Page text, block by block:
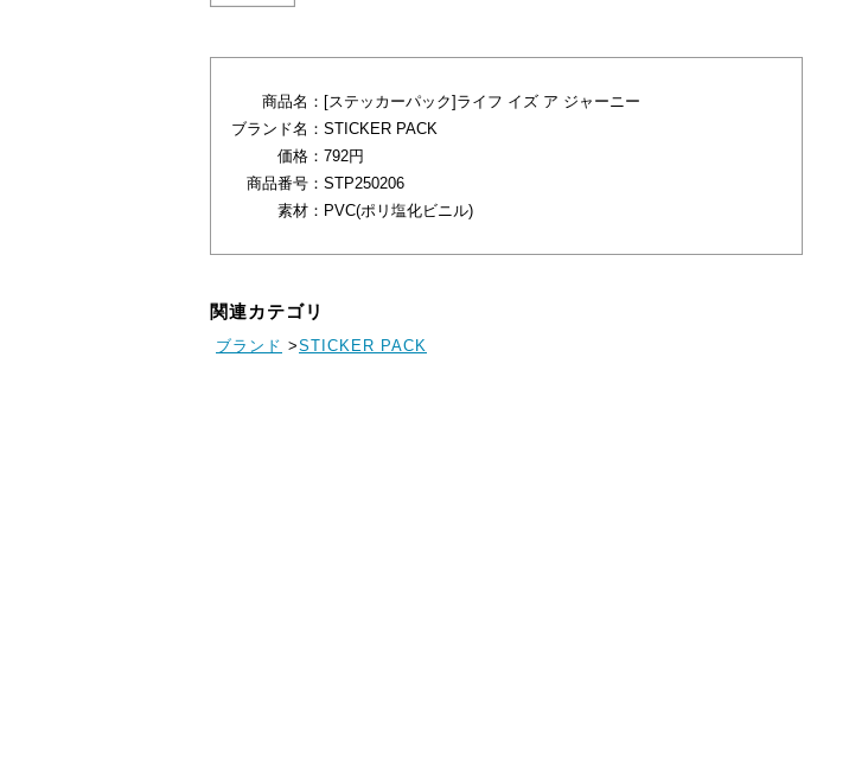
商品名： [ステッカーパック]ライフ イズ ア ジャーニー
ブランド名： STICKER PACK
価格： 792円
商品番号： STP250206
素材： PVC(ポリ塩化ビニル)
関連カテゴリ
ブランド >STICKER PACK